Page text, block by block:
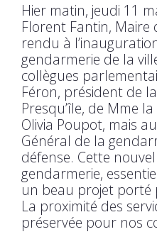
Hier matin, jeudi 11
Florent Fantin, Maire
rendu à
gendarmerie de la
collègues
Féron, président de
Presqu’île, de Mme
Olivia Poupot, mais
Général de la
défense. Cette
gendarmerie,
un beau projet porté
La proximité des
préservée pour nos